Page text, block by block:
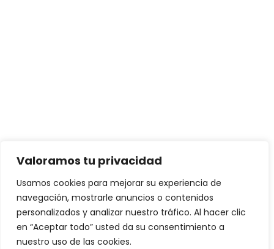
Valoramos tu privacidad
Usamos cookies para mejorar su experiencia de
navegación, mostrarle anuncios o contenidos
personalizados y analizar nuestro tráfico. Al hacer clic
en “Aceptar todo” usted da su consentimiento a
nuestro uso de las cookies.